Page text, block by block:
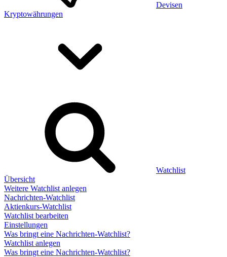
Devisen
Kryptowährungen
Watchlist
Übersicht
Weitere Watchlist anlegen
Nachrichten-Watchlist
Aktienkurs-Watchlist
Watchlist bearbeiten
Einstellungen
Was bringt eine Nachrichten-Watchlist?
Watchlist anlegen
Was bringt eine Nachrichten-Watchlist?